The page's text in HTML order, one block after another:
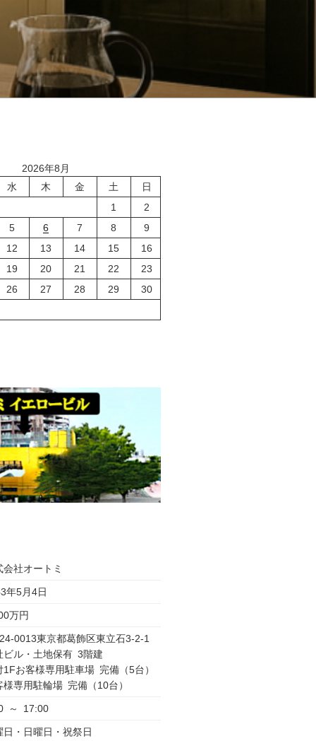
2026年8月
水 木 金 土
日
1
2
5 6 7 8
9
12 13 14 15
16
19 20 21 22
23
26 27 28 29
30
会社オートミ
年5月4日
万円
0013東京都葛飾区東立石3-2-1
ビル・土地保有 3階建
1Fお客様専用駐車場 完備（5台）
様専用駐輪場 完備（10台）
～ 17:00
日・日曜日・祝祭日